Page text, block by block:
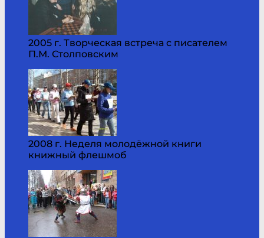
2005 г. Творческая встреча с писателем
П.М. Столповским
2008 г. Неделя молодёжной книги
книжный флешмоб